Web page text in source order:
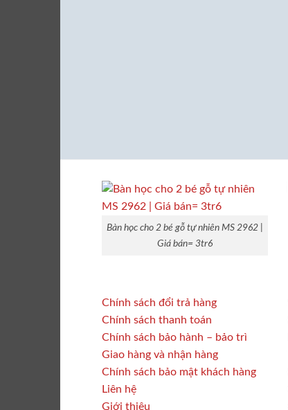
Bàn học cho 2 bé gỗ tự nhiên MS 2962 |
Giá bán= 3tr6
Chính sách đổi trả hàng
Chính sách thanh toán
Chính sách bảo hành – bảo trì
Giao hàng và nhận hàng
Chính sách bảo mật khách hàng
Liên hệ
Giới thiệu